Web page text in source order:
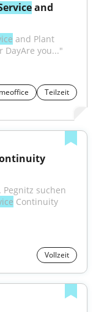
and
and Plant
DayAre you..."
Teilzeit
Pegnitz suchen
Continuity
Vollzeit